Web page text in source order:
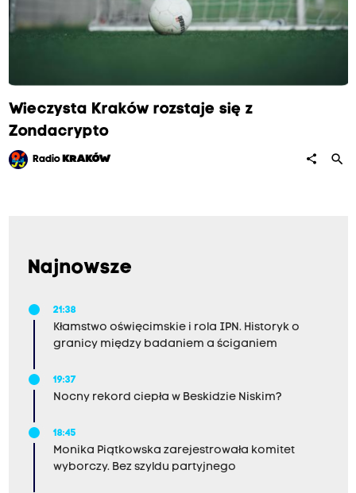
Wieczysta Kraków rozstaje się z
Zondacrypto
Radio KRAKÓW share search
Najnowsze
21:38
Kłamstwo oświęcimskie i rola IPN. Historyk o
granicy między badaniem a ściganiem
19:37
Nocny rekord ciepła w Beskidzie Niskim?
18:45
Monika Piątkowska zarejestrowała komitet
wyborczy. Bez szyldu partyjnego